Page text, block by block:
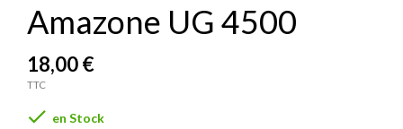
Amazone UG 4500
18,00 €
TTC
 en Stock